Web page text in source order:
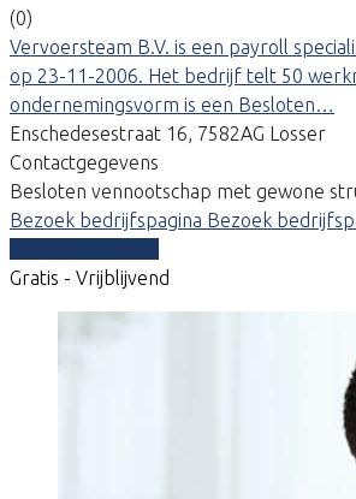
(0)
Vervoersteam B.V. is een payroll
op 23-11-2006. Het bedrijf telt 50
ondernemingsvorm is een Besloten…
Enschedesestraat 16, 7582AG Losser
Contactgegevens
Besloten vennootschap met gewone
Bezoek bedrijfspagina Bezoek
Gratis - Vrijblijvend